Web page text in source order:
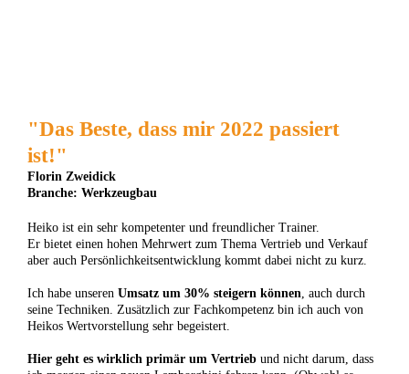
"Das Beste, dass mir 2022 passiert
ist!"
Florin Zweidick
Branche: Werkzeugbau
Heiko ist ein sehr kompetenter und freundlicher Trainer.
Er bietet einen hohen Mehrwert zum Thema Vertrieb und Verkauf
aber auch Persönlichkeitsentwicklung kommt dabei nicht zu kurz.
Ich habe unseren Umsatz um 30% steigern können, auch durch
seine Techniken. Zusätzlich zur Fachkompetenz bin ich auch von
Heikos Wertvorstellung sehr begeistert.
Hier geht es wirklich primär um Vertrieb und nicht darum, dass